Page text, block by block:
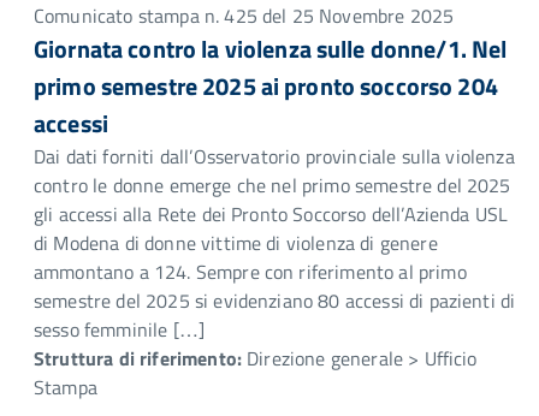
Comunicato stampa n. 425 del 25 Novembre 2025
Giornata contro la violenza sulle donne/1. Nel
primo semestre 2025 ai pronto soccorso 204
accessi
Dai dati forniti dall’Osservatorio provinciale sulla violenza
contro le donne emerge che nel primo semestre del 2025
gli accessi alla Rete dei Pronto Soccorso dell’Azienda USL
di Modena di donne vittime di violenza di genere
ammontano a 124. Sempre con riferimento al primo
semestre del 2025 si evidenziano 80 accessi di pazienti di
sesso femminile […]
Struttura di riferimento: Direzione generale > Ufficio
Stampa